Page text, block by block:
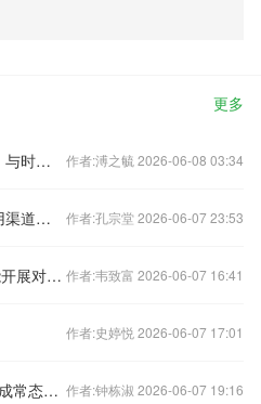
更多
泉州湾大桥一摩托车高速狂飙，与时速284公里高铁并驾齐驱，警方通报 作者:溥之毓 2026-06-08 03:34
印度储备银行行长：正取消通用渠道下外国组合投资的短期投资限额与集中度限制。 作者:孔宗堂 2026-06-07 23:53
只要坚持“九二共识”，两岸就能开展对话协商 作者:韦致富 2026-06-07 16:41
作者:史婷悦 2026-06-07 17:01
13版 -让“一手交房、一手交证”成常态（有所思） 作者:钟栋淑 2026-06-07 19:16